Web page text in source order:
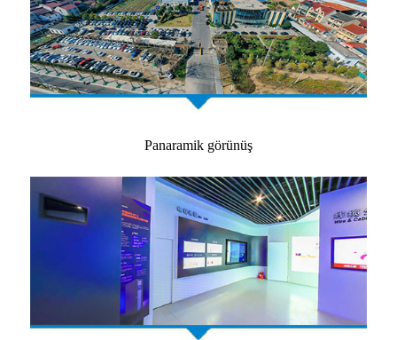
Panaramik görünüş